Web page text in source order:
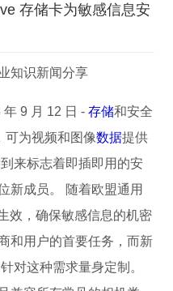
存储卡为敏感信息安
知识新闻分享
年 9 月 12 日 -存储和安全
可为视频和图像数据提供
来标志着即插即用的安
新成员。 随着欧盟通用
效，确保敏感信息的机密
和用户的首要任务，而新
对这种需求量身定制。